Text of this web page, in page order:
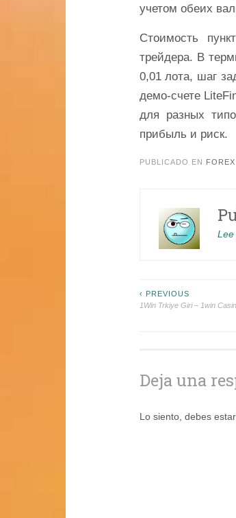
учетом обеих
Стоимость
трейдера. В
0,01 лота, шаг
демо-счете
для разных
прибыль и риск.
PUBLICADO EN
Lee
‹ PREVIOUS
1Win Trkiye Giri – 1win
Deja una
Lo siento, debes estar